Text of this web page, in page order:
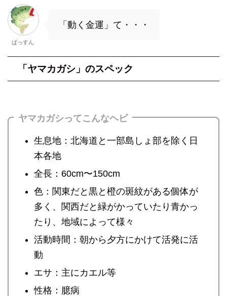
ばっすん
「動く金運」て・・・
「ヤマカガシ」のスペック
ヤマカガシってこんなヘビ
生息地：北海道と一部島しょ部を除く日
本各地
全長：60cm〜150cm
色：関東だと黒と橙の斑紋がある個体が
多く、関西だと緑がかっていたり青かっ
たり、地域によって様々
活動時間：朝から夕方にかけて活発に活
動
エサ：主にカエル等
性格：臆病